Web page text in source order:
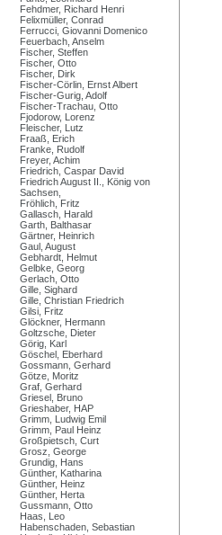
Fehdmer, Richard Henri
Felixmüller, Conrad
Ferrucci, Giovanni Domenico
Feuerbach, Anselm
Fischer, Steffen
Fischer, Otto
Fischer, Dirk
Fischer-Cörlin, Ernst Albert
Fischer-Gurig, Adolf
Fischer-Trachau, Otto
Fjodorow, Lorenz
Fleischer, Lutz
Fraaß, Erich
Franke, Rudolf
Freyer, Achim
Friedrich, Caspar David
Friedrich August II., König von
Sachsen,
Fröhlich, Fritz
Gallasch, Harald
Garth, Balthasar
Gärtner, Heinrich
Gaul, August
Gebhardt, Helmut
Gelbke, Georg
Gerlach, Otto
Gille, Sighard
Gille, Christian Friedrich
Gilsi, Fritz
Glöckner, Hermann
Goltzsche, Dieter
Görig, Karl
Göschel, Eberhard
Gossmann, Gerhard
Götze, Moritz
Graf, Gerhard
Griesel, Bruno
Grieshaber, HAP
Grimm, Ludwig Emil
Grimm, Paul Heinz
Großpietsch, Curt
Grosz, George
Grundig, Hans
Günther, Katharina
Günther, Heinz
Günther, Herta
Gussmann, Otto
Haas, Leo
Habenschaden, Sebastian